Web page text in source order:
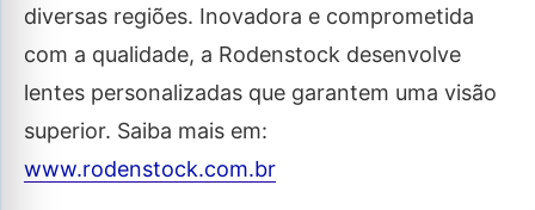
diversas regiões. Inovadora e comprometida
com a qualidade, a Rodenstock desenvolve
lentes personalizadas que garantem uma visão
superior. Saiba mais em:
www.rodenstock.com.br